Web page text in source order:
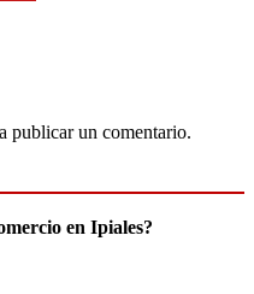
publicar un comentario.
en Ipiales?